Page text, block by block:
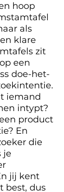
hoop
als
klare
zit
een
doe-het-
iemand
intypt?
product
En
die
je
jij kent
best, dus